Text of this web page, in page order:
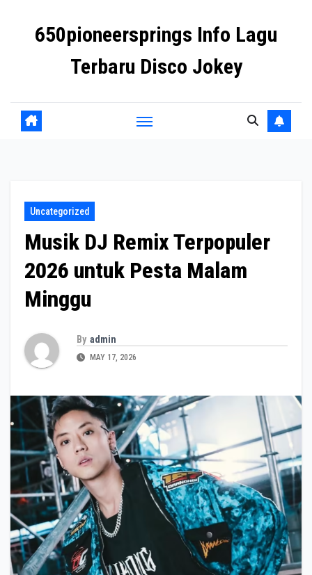
650pioneersprings Info Lagu
Terbaru Disco Jokey
Uncategorized
Musik DJ Remix Terpopuler
2026 untuk Pesta Malam
Minggu
By admin
MAY 17, 2026